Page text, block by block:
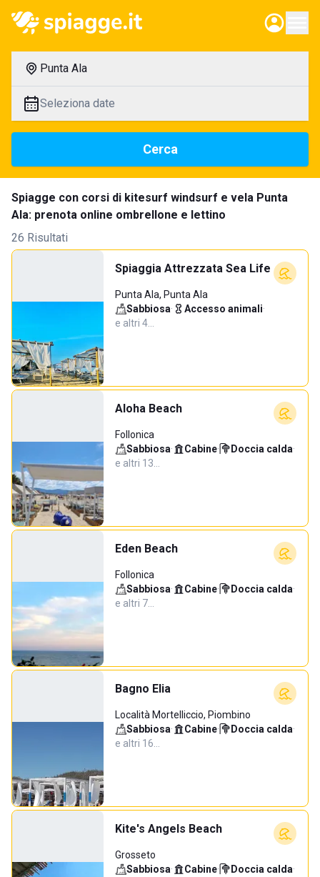
Punta Ala
Seleziona date
Cerca
Spiagge con corsi di kitesurf windsurf e vela Punta
Ala: prenota online ombrellone e lettino
26 Risultati
Spiaggia Attrezzata Sea Life
Punta Ala, Punta Ala
Sabbiosa· Accesso animali·
e altri 4…
Aloha Beach
Follonica
Sabbiosa· Cabine· Doccia calda·
e altri 13…
Eden Beach
Follonica
Sabbiosa· Cabine· Doccia calda·
e altri 7…
Bagno Elia
Località Mortelliccio, Piombino
Sabbiosa· Cabine· Doccia calda·
e altri 16…
Kite's Angels Beach
Grosseto
Sabbiosa· Cabine· Doccia calda·